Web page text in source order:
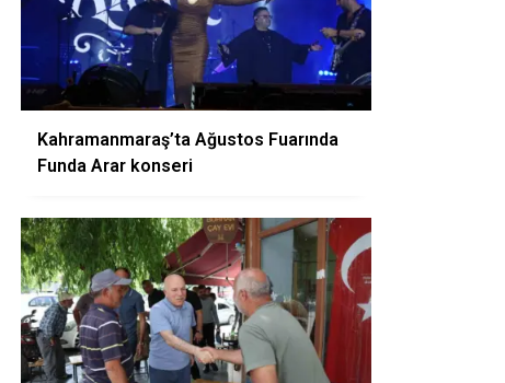
Kahramanmaraş’ta Ağustos Fuarında
Funda Arar konseri